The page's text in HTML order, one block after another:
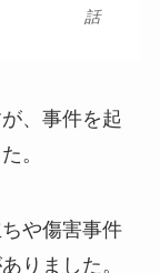
話
、事件を起
。
や傷害事件
りました。